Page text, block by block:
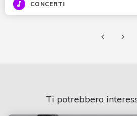
CONCERTI
Ti potrebbero